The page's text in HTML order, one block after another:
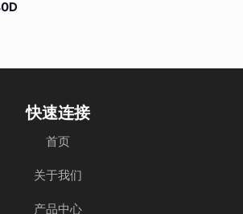
快速连接
首页
关于我们
产品中心